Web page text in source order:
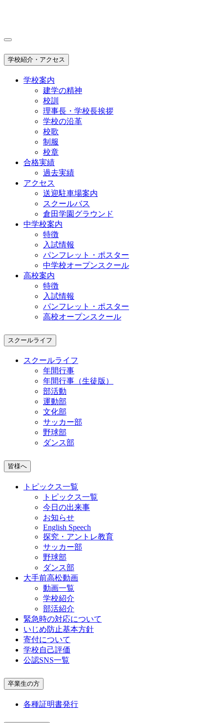
学校紹介・アクセス
学校案内
建学の精神
校訓
理事長・学校長挨拶
学校の沿革
校歌
制服
校章
合格実績
過去実績
アクセス
送迎駐車場案内
スクールバス
倉田学園グラウンド
中学校案内
特徴
入試情報
パンフレット・ポスター
中学校オープンスクール
高校案内
特徴
入試情報
パンフレット・ポスター
高校オープンスクール
スクールライフ
スクールライフ
年間行事
年間行事（生徒版）
部活動
運動部
文化部
サッカー部
野球部
ダンス部
皆様へ
トピックス一覧
トピックス一覧
今日の出来事
お知らせ
English Speech
探究・アントレ教育
サッカー部
野球部
ダンス部
大手前高松動画
動画一覧
学校紹介
部活紹介
緊急時の対応について
いじめ防止基本方針
寄付について
学校自己評価
公認SNS一覧
卒業生の方
各種証明書発行